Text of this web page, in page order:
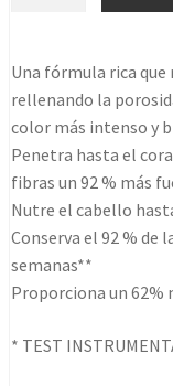
cantidad
Una fórmula rica
rellenando la
color más intenso y
Penetra hasta el
fibras un 92 % más
Nutre el cabello
Conserva el 92 % de
semanas**
Proporciona un 62%
* TEST